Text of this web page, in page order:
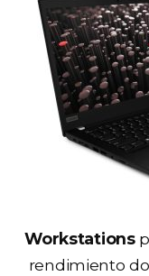
Workstations
rendimiento